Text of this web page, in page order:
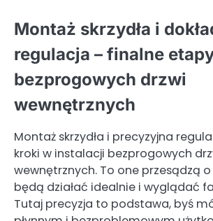
Montaż skrzydła i
regulacja – finalne
bezprogowych drzwi
wewnętrznych
Montaż skrzydła i precyzyjna
kroki w instalacji bezprogowych
wewnętrznych. To one przesądzą
będą działać idealnie i wyglądać
Tutaj precyzja to podstawa, byś